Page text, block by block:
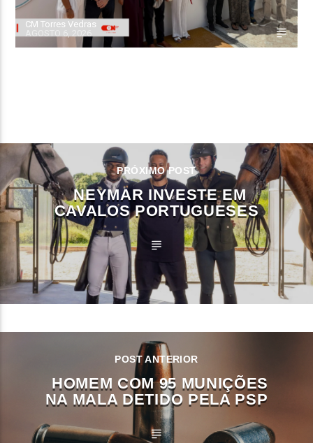
CM Torres Vedras
AGOSTO 6, 2026
PRÓXIMO POST
NEYMAR INVESTE EM
CAVALOS PORTUGUESES
POST ANTERIOR
HOMEM COM 95 MUNIÇÕES
NA MALA DETIDO PELA PSP